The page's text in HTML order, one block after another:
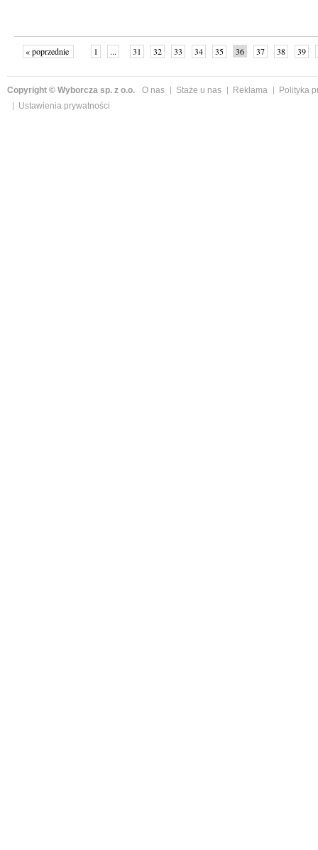
« poprzednie 1 ... 31 32 33 34 35 36 37 38 39
Copyright © Wyborcza sp. z o.o. O nas Staże u nas Reklama
Polityka
Ustawienia prywatności